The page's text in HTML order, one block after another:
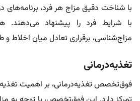
با شناخت دقیق مزاج هر فرد، برنامه‌های
با شرایط فرد را پیشنهاد
مزاج‌شناسی، برقراری تعادل میان اخلاط
تغذیه‌درمانی
فوق‌تخصص تغذیه‌درمانی، بر اهمیت